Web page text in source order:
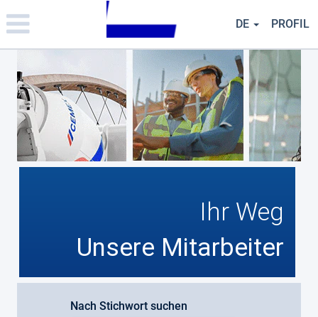
note:
This
website
accessibility
system.
DE PROFIL
Ihr Weg
Unsere Mitarbeiter
Nach Stichwort suchen